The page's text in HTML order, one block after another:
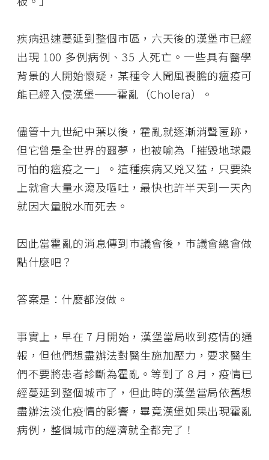
疾病迅速蔓延到整個市區，六天後的漢堡市已經
出現 100 多例病例、35 人死亡。一些具有醫學
背景的人開始懷疑，某種令人聞風喪膽的瘟疫可
能已經入侵漢堡──霍亂（Cholera）。
儘管十九世紀中葉以後，霍亂就逐漸消聲匿跡，
但它曾是全世界的噩夢，也被喻為「摧毀地球最
可怕的瘟疫之一」。這種疾病又兇又猛，只要染
上就會大量水瀉及嘔吐，最快也許半天到一天內
就因大量脫水而死去。
因此當霍亂的消息傳到市議會後，市議會總會做
點什麼吧？
答案是：什麼都沒做。
事實上，早在 7 月開始，漢堡當局收到疫情的通
報，但他們想盡辦法對醫生施加壓力，要求醫生
們不要將患者診斷為霍亂。等到了 8 月，疫情已
經蔓延到整個城市了，但此時的漢堡當局依舊想
盡辦法淡化疫情的影響，畢竟漢堡如果出現霍亂
病例，整個城市的經濟就全都完了！